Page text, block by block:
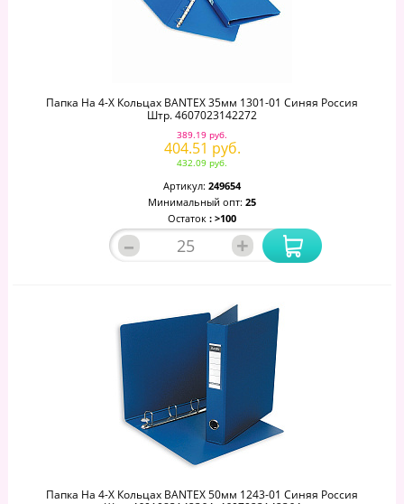
Папка На 4-Х Кольцах BANTEX 35мм 1301-01 Синяя Россия
Штр. 4607023142272
389.19 руб.
404.51 руб.
432.09 руб.
Артикул: 249654
Минимальный опт: 25
Остаток : >100
– +
Папка На 4-Х Кольцах BANTEX 50мм 1243-01 Синяя Россия